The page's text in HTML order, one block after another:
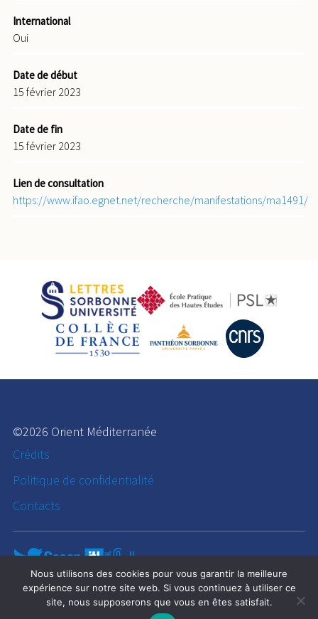
International
Oui
Date de début
15 février 2023
Date de fin
15 février 2023
Lien de consultation
https://www.ifao.egnet.net/recherche/manifestations/ma1491/
©2026 Orient Méditerranée
Crédits
Politique de confidentialité
Contacts
Nous utilisons des cookies pour vous garantir la meilleure
expérience sur notre site web. Si vous continuez à utiliser ce
site, nous supposerons que vous en êtes satisfait.